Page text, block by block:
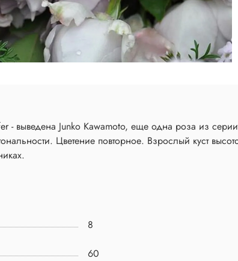
- выведена Junko Kawamoto, еще одна роза из
Цветение повторное. Взрослый куст
8
60